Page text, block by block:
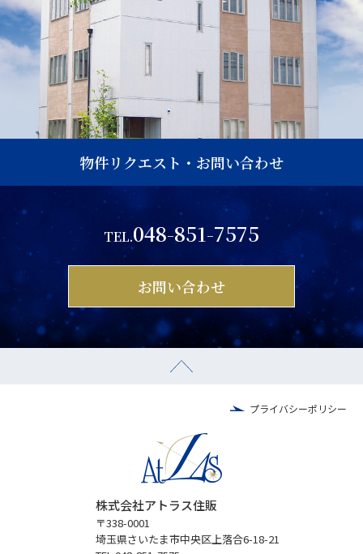
物件リクエスト・お問い合わせ
TEL.048-851-7575
お問い合わせ
プライバシーポリシー
株式会社アトラス住販
〒338-0001
埼玉県さいたま市中央区上落合6-18-21